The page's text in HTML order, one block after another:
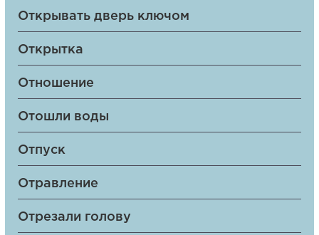
Открывать дверь ключом
Открытка
Отношение
Отошли воды
Отпуск
Отравление
Отрезали голову